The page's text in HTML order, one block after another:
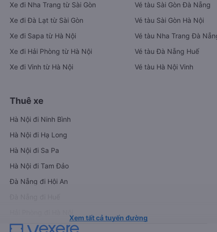
Xe đi Nha Trang từ Sài Gòn
Xe đi Đà Lạt từ Sài Gòn
Xe đi Sapa từ Hà Nội
Xe đi Hải Phòng từ Hà Nội
Xe đi Vinh từ Hà Nội
Vé tàu Sài Gòn Đà Nẵng
Vé tàu Sài Gòn Hà Nội
Vé tàu Nha Trang Đà
Vé tàu Đà Nẵng Huế
Vé tàu Hà Nội Vinh
Thuê xe
Hà Nội đi Ninh Bình
Hà Nội đi Hạ Long
Hà Nội đi Sa Pa
Hà Nội đi Tam Đảo
Đà Nẵng đi Hội An
Xem tất cả tuyến đường